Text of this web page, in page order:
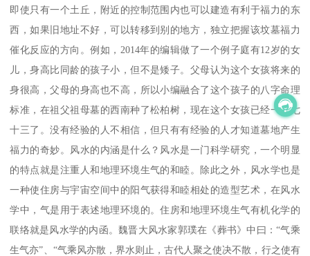
即使只有一个土丘，附近的控制范围内也可以建造有利于福力的东
西，如果旧地址不好，可以转移到别的地方，独立把握该坟墓福力
催化反应的方向。例如，2014年的编辑做了一个例子庭有12岁的女
儿，身高比同龄的孩子小，但不是矮子。父母认为这个女孩将来的
身很高，父母的身高也不高，所以小编融合了这个孩子的八字命理
标准，在祖父祖母墓的西南种了松柏树，现在这个女孩已经一米七
十三了。没有经验的人不相信，但只有有经验的人才知道墓地产生
福力的奇妙。风水的内涵是什么？风水是一门科学研究，一个明显
的特点就是注重人和地理环境生气的和睦。除此之外，风水学也是
一种使住房与宇宙空间中的阳气获得和睦相处的造型艺术，在风水
学中，气是用于表述地理环境的。住房和地理环境生气有机化学的
联络就是风水学的内函。魏晋大风水家郭璞在《葬书》中曰：“气乘
生气亦”、“气乘风亦散，界水则止，古代人聚之使决不散，行之使有